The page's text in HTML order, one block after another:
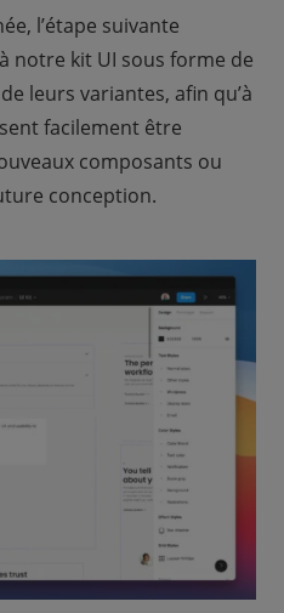
l’étape suivante
notre kit UI sous forme de
leurs variantes, afin qu’à
facilement être
composants ou
conception.